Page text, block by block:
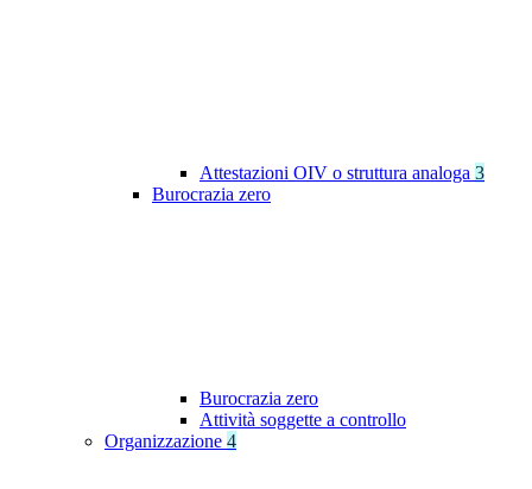
Attestazioni OIV o struttura analoga 3
Burocrazia zero
Burocrazia zero
Attività soggette a controllo
Organizzazione 4